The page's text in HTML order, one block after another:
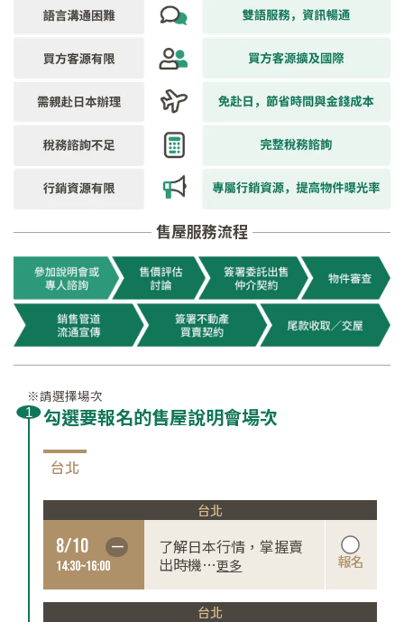
售屋服務流程
※請選擇場次
勾選要報名的售屋說明會場次
台北
台北
8/10 一
14:30~16:00
了解日本行情，掌握賣
出時機…更多 報名
台北